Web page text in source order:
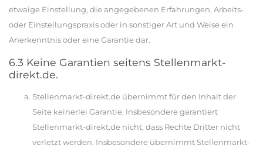
etwaige Einstellung, die angegebenen Erfahrungen, Arbeits-
oder Einstellungspraxis oder in sonstiger Art und Weise ein
Anerkenntnis oder eine Garantie dar.
6.3 Keine Garantien seitens Stellenmarkt-
direkt.de.
Stellenmarkt-direkt.de übernimmt für den Inhalt der
Seite keinerlei Garantie. Insbesondere garantiert
Stellenmarkt-direkt.de nicht, dass Rechte Dritter nicht
verletzt werden. Insbesondere übernimmt Stellenmarkt-